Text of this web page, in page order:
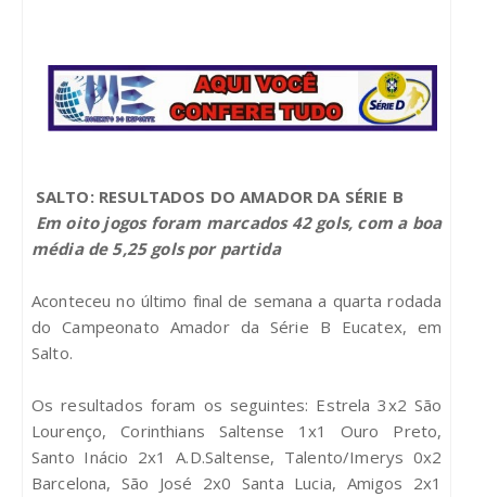
SALTO: RESULTADOS DO AMADOR DA SÉRIE B
Em oito jogos foram marcados 42 gols, com a boa
média de 5,25 gols por partida
Aconteceu no último final de semana a quarta rodada
do Campeonato Amador da Série B Eucatex, em
Salto.
Os resultados foram os seguintes: Estrela 3x2 São
Lourenço, Corinthians Saltense 1x1 Ouro Preto,
Santo Inácio 2x1 A.D.Saltense, Talento/Imerys 0x2
Barcelona, São José 2x0 Santa Lucia, Amigos 2x1